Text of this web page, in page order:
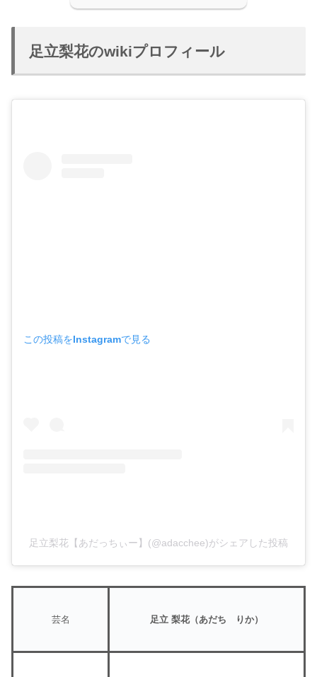
足立梨花のwikiプロフィール
この投稿をInstagramで見る
足立梨花【あだっちぃー】(@adacchee)がシェアした投稿
芸名 足立 梨花（あだち りか）